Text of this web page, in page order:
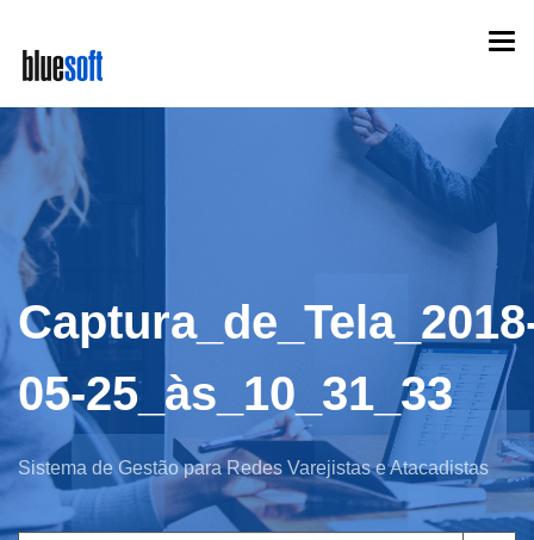
main
content
05-25_às_10_31_33
Sistema de Gestão para Redes Varejistas e Atacadistas